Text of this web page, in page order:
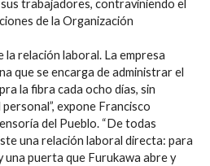
trabajadores, contraviniendo el
de la Organización
la relación laboral. La empresa
que se encarga de administrar el
la fibra cada ocho días, sin
expone Francisco
del Pueblo. “De todas
una relación laboral directa: para
puerta que Furukawa abre y